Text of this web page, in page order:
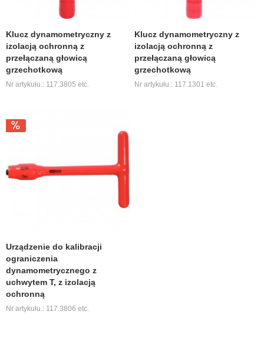
Klucz dynamometryczny z
izolacją ochronną z
przełączaną głowicą
grzechotkową
Nr artykułu.: 117.3805 etc.
Klucz dynamometryczny z
izolacją ochronną z
przełączaną głowicą
grzechotkową
Nr artykułu.: 117.1301 etc.
Urządzenie do kalibracji
ograniczenia
dynamometrycznego z
uchwytem T, z izolacją
ochronną
Nr artykułu.: 117.3806 etc.